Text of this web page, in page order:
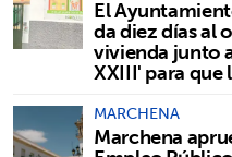
El
da diez días al
vivienda junto
XXIII' para que
MARCHENA
Marchena